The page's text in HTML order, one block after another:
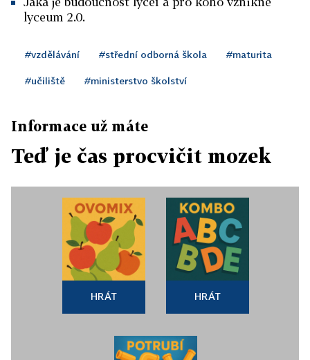
lyceum 2.0.
#vzdělávání #střední odborná škola #maturita
#učiliště #ministerstvo školství
Informace už máte
Teď je čas procvičit mozek
HRÁT HRÁT